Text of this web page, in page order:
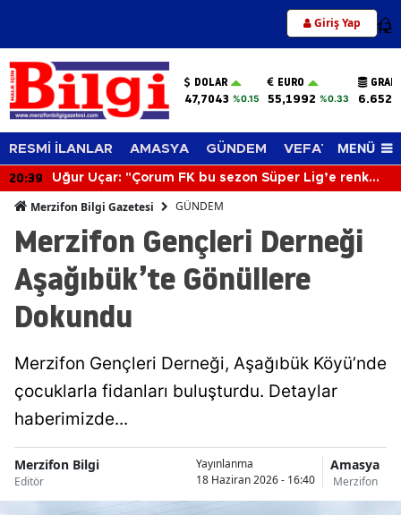
Giriş Yap 12
DOLAR
47,7043 %0.15
EURO
55,1992 %0.33
RESMİ İLANLAR AMASYA GÜNDEM VEFAT EDENLER
MENÜ
20:39
Uğur Uçar: "Çorum FK bu sezon Süper Lig’e renk
Merzifon Bilgi Gazetesi GÜNDEM
Merzifon Gençleri Derneği
Aşağıbük’te Gönüllere
Dokundu
Merzifon Gençleri Derneği, Aşağıbük Köyü’nde
çocuklarla fidanları buluşturdu. Detaylar
haberimizde...
Merzifon Bilgi
Editör
Yayınlanma
18 Haziran 2026 - 16:40
Amasya
Merzifon